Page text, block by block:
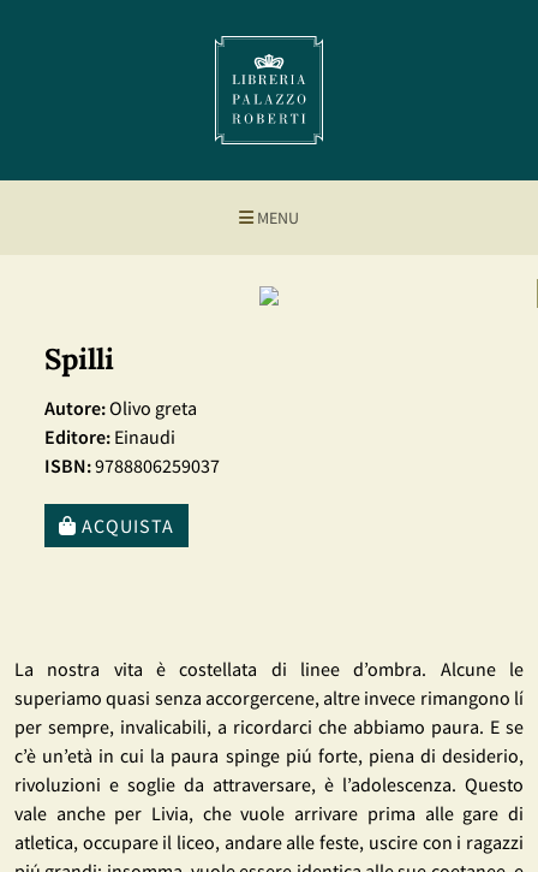
MENU
Spilli
Autore:Olivo greta
Editore: Einaudi
ISBN:9788806259037
ACQUISTA
La nostra vita è costellata di linee d’ombra. Alcune le
superiamo quasi senza accorgercene, altre invece rimangono lí
per sempre, invalicabili, a ricordarci che abbiamo paura. E se
c’è un’età in cui la paura spinge piú forte, piena di desiderio,
rivoluzioni e soglie da attraversare, è l’adolescenza. Questo
vale anche per Livia, che vuole arrivare prima alle gare di
atletica, occupare il liceo, andare alle feste, uscire con i ragazzi